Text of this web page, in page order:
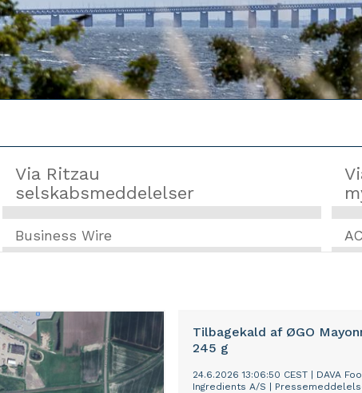
Via Ritzau
selskabsmeddelelser
Business Wire
Tilbagekald af ØGO
245 g
24.6.2026 13:06:50 CEST
DAVA
Ingredients A/S